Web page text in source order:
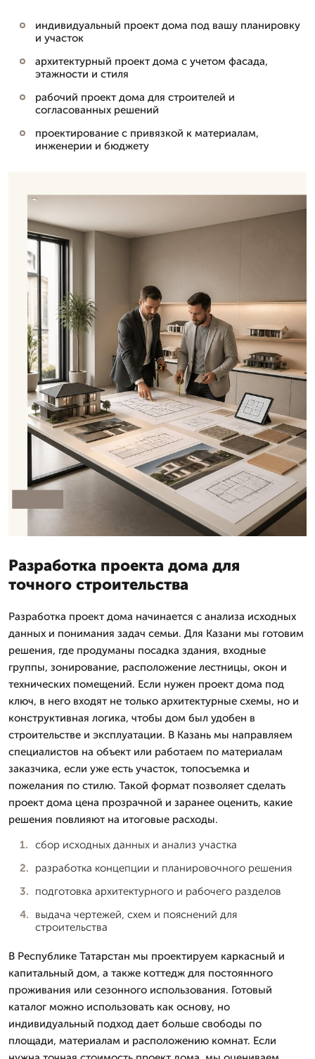
индивидуальный проект дома под вашу планировку
и участок
архитектурный проект дома с учетом фасада,
этажности и стиля
рабочий проект дома для строителей и
согласованных решений
проектирование с привязкой к материалам,
инженерии и бюджету
Разработка проекта дома для
точного строительства
Разработка проект дома начинается с анализа исходных
данных и понимания задач семьи. Для Казани мы готовим
решения, где продуманы посадка здания, входные
группы, зонирование, расположение лестницы, окон и
технических помещений. Если нужен проект дома под
ключ, в него входят не только архитектурные схемы, но и
конструктивная логика, чтобы дом был удобен в
строительстве и эксплуатации. В Казань мы направляем
специалистов на объект или работаем по материалам
заказчика, если уже есть участок, топосъемка и
пожелания по стилю. Такой формат позволяет сделать
проект дома цена прозрачной и заранее оценить, какие
решения повлияют на итоговые расходы.
сбор исходных данных и анализ участка
разработка концепции и планировочного решения
подготовка архитектурного и рабочего разделов
выдача чертежей, схем и пояснений для
строительства
В Республике Татарстан мы проектируем каркасный и
капитальный дом, а также коттедж для постоянного
проживания или сезонного использования. Готовый
каталог можно использовать как основу, но
индивидуальный подход дает больше свободы по
площади, материалам и расположению комнат. Если